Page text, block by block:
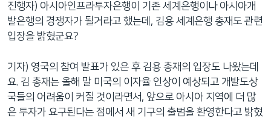
진행자) 아시아인프라투자은행이 기존 세계은행이나 아시아개
발은행의 경쟁자가 될거라고 했는데, 김용 세계은행 총재도 관련
입장을 밝혔군요?
기자) 영국의 참여 발표가 있은 후 김용 총재의 입장도 나왔는데
요. 김 총재는 올해 말 미국의 이자율 인상이 예상되고 개발도상
국들의 어려움이 커질 것이라면서, 앞으로 아시아 지역에 더 많
은 투자가 요구된다는 점에서 새 기구의 출범을 환영한다고 밝혔